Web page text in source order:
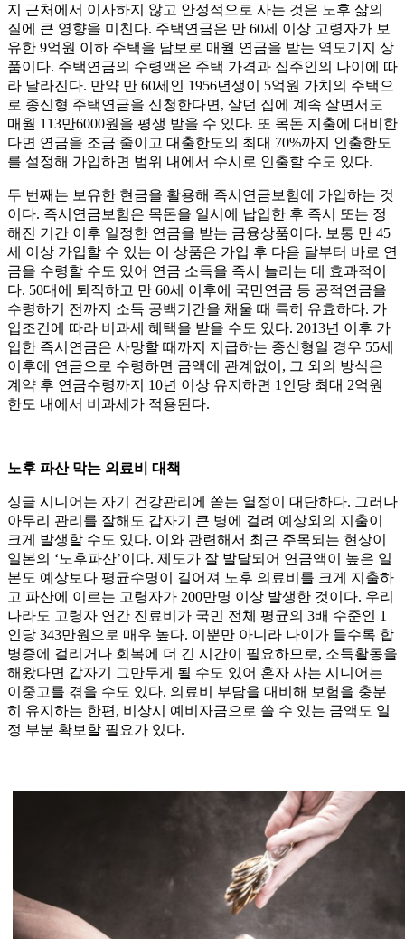
지 근처에서 이사하지 않고 안정적으로 사는 것은 노후 삶의
질에 큰 영향을 미친다. 주택연금은 만 60세 이상 고령자가 보
유한 9억원 이하 주택을 담보로 매월 연금을 받는 역모기지 상
품이다. 주택연금의 수령액은 주택 가격과 집주인의 나이에 따
라 달라진다. 만약 만 60세인 1956년생이 5억원 가치의 주택으
로 종신형 주택연금을 신청한다면, 살던 집에 계속 살면서도
매월 113만6000원을 평생 받을 수 있다. 또 목돈 지출에 대비한
다면 연금을 조금 줄이고 대출한도의 최대 70%까지 인출한도
를 설정해 가입하면 범위 내에서 수시로 인출할 수도 있다.
두 번째는 보유한 현금을 활용해 즉시연금보험에 가입하는 것
이다. 즉시연금보험은 목돈을 일시에 납입한 후 즉시 또는 정
해진 기간 이후 일정한 연금을 받는 금융상품이다. 보통 만 45
세 이상 가입할 수 있는 이 상품은 가입 후 다음 달부터 바로 연
금을 수령할 수도 있어 연금 소득을 즉시 늘리는 데 효과적이
다. 50대에 퇴직하고 만 60세 이후에 국민연금 등 공적연금을
수령하기 전까지 소득 공백기간을 채울 때 특히 유효하다. 가
입조건에 따라 비과세 혜택을 받을 수도 있다. 2013년 이후 가
입한 즉시연금은 사망할 때까지 지급하는 종신형일 경우 55세
이후에 연금으로 수령하면 금액에 관계없이, 그 외의 방식은
계약 후 연금수령까지 10년 이상 유지하면 1인당 최대 2억원
한도 내에서 비과세가 적용된다.
노후 파산 막는 의료비 대책
싱글 시니어는 자기 건강관리에 쏟는 열정이 대단하다. 그러나
아무리 관리를 잘해도 갑자기 큰 병에 걸려 예상외의 지출이
크게 발생할 수도 있다. 이와 관련해서 최근 주목되는 현상이
일본의 ‘노후파산’이다. 제도가 잘 발달되어 연금액이 높은 일
본도 예상보다 평균수명이 길어져 노후 의료비를 크게 지출하
고 파산에 이르는 고령자가 200만명 이상 발생한 것이다. 우리
나라도 고령자 연간 진료비가 국민 전체 평균의 3배 수준인 1
인당 343만원으로 매우 높다. 이뿐만 아니라 나이가 들수록 합
병증에 걸리거나 회복에 더 긴 시간이 필요하므로, 소득활동을
해왔다면 갑자기 그만두게 될 수도 있어 혼자 사는 시니어는
이중고를 겪을 수도 있다. 의료비 부담을 대비해 보험을 충분
히 유지하는 한편, 비상시 예비자금으로 쓸 수 있는 금액도 일
정 부분 확보할 필요가 있다.